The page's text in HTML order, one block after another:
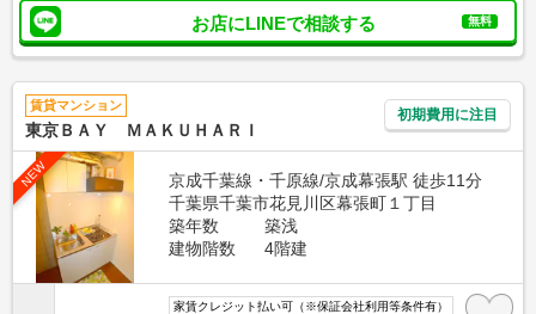
お店にLINEで相談する 無料
賃貸マンション
東京ＢＡＹ ＭＡＫＵＨＡＲＩ
初期費用に注目
NEW
京成千葉線・千原線/京成幕張駅 徒歩11分
千葉県千葉市花見川区幕張町１丁目
築年数
築浅
建物階数
4階建
家賃クレジット払い可（※保証会社利用等条件有）